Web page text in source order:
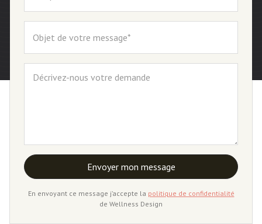
En envoyant ce message j’accepte la politique de confidentialité
de Wellness Design